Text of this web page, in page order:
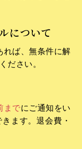
について
れば、無条件に解
ださい。
までにご通知をい
ます。退会費・